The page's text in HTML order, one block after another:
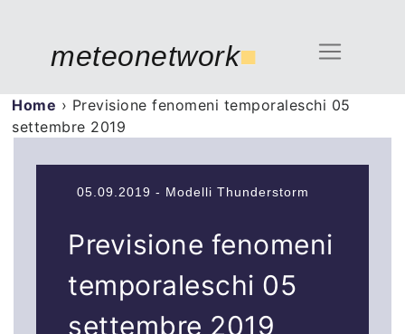
meteonetwork■
Home › Previsione fenomeni temporaleschi 05
settembre 2019
05.09.2019 - Modelli Thunderstorm
Previsione fenomeni
temporaleschi 05
settembre 2019